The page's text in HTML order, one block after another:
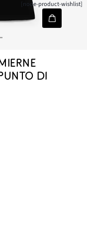
[node-product-wishlist]
DI